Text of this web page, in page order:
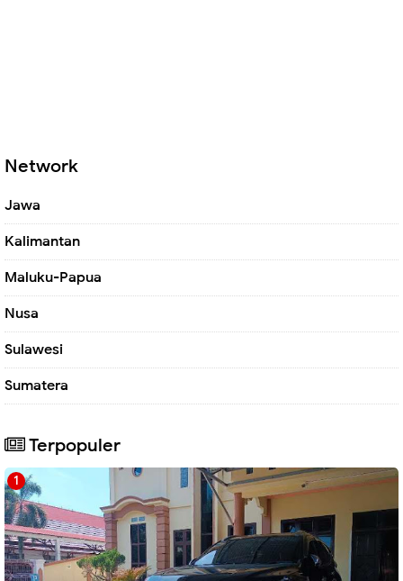
Network
Jawa
Kalimantan
Maluku-Papua
Nusa
Sulawesi
Sumatera
Terpopuler